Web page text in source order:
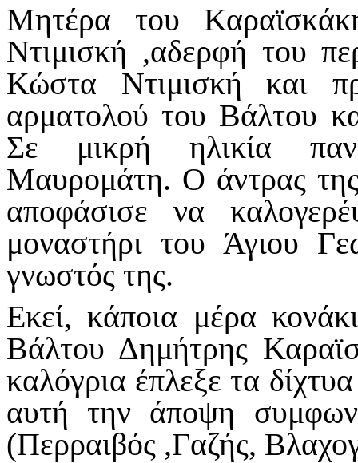
Μητέρα του
Ντιμισκή ,αδερφή του
Κώστα Ντιμισκή και
αρματολού του Βάλτου
Σε μικρή ηλικία
Μαυρομάτη. Ο άντρας
αποφάσισε να
μοναστήρι του Άγιου
γνωστός της.
Εκεί, κάποια μέρα
Βάλτου Δημήτρης
καλόγρια έπλεξε τα
αυτή την άποψη
(Περραιβός ,Γαζής,